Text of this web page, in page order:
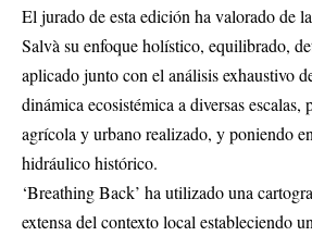
El jurado de esta edición ha valorado de
Salvà su enfoque holístico, equilibrado,
aplicado junto con el análisis exhaustivo
dinámica ecosistémica a diversas escalas,
agrícola y urbano realizado, y poniendo
hidráulico histórico.
‘Breathing Back’ ha utilizado una
extensa del contexto local estableciendo